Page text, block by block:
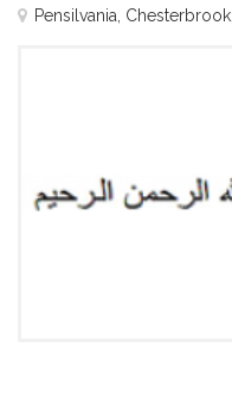
Pensilvania, Chesterbrook,